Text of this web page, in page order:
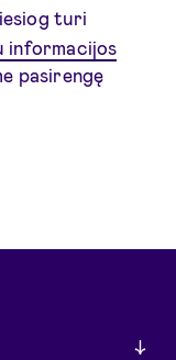
turi
informacijos
pasirengę